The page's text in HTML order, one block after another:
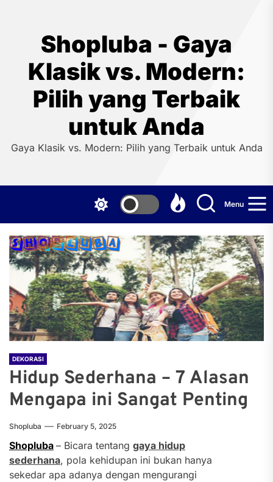
Shopluba - Gaya
Klasik vs. Modern:
Pilih yang Terbaik
untuk Anda
Gaya Klasik vs. Modern: Pilih yang Terbaik untuk Anda
Menu
DEKORASI
Hidup Sederhana – 7 Alasan
Mengapa ini Sangat Penting
Shopluba February 5, 2025
Shopluba – Bicara tentang gaya hidup
sederhana, pola kehidupan ini bukan hanya
sekedar apa adanya dengan mengurangi